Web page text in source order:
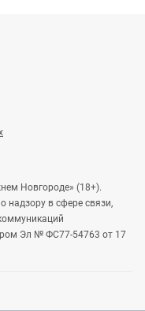
Новгороде» (18+).
надзору в сфере связи,
Эл № ФС77-54763 от 17